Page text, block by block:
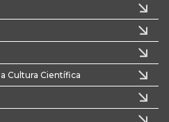
Cultura Científica